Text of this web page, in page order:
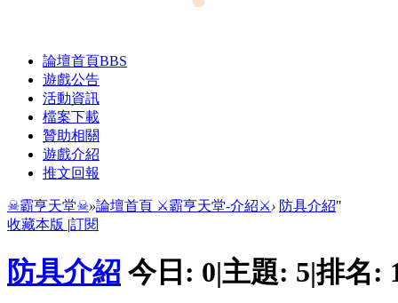
論壇首頁BBS
遊戲公告
活動資訊
檔案下載
贊助相關
遊戲介紹
推文回報
☠霸亨天堂☠»論壇首頁 ⚔霸亨天堂-介紹⚔› 防具介紹"
收藏本版 |訂閱
防具介紹 今日: 0|主題: 5|排名: